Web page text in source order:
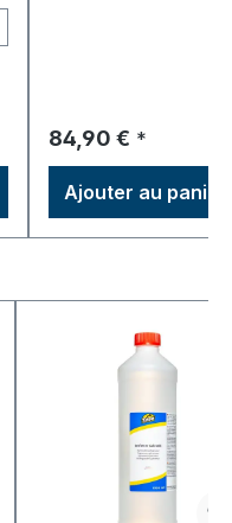
Prix régulier :
84,90 € *
Ajouter au panier